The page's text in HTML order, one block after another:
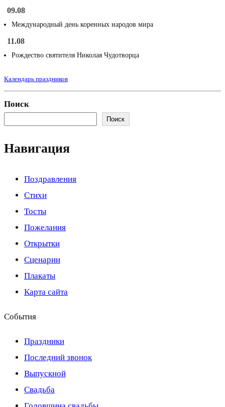
09.08
Международный день коренных народов мира
11.08
Рождество святителя Николая Чудотворца
Календарь праздников
Поиск
Поиск
Навигация
Поздравления
Стихи
Тосты
Пожелания
Открытки
Сценарии
Плакаты
Карта сайта
События
Праздники
Последний звонок
Выпускной
Свадьба